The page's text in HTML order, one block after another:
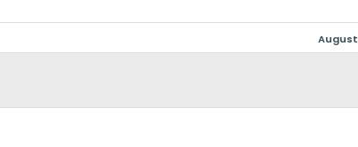
August